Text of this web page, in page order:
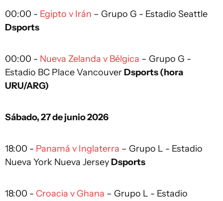
00:00 - Egipto v Irán – Grupo G - Estadio Seattle
Dsports
00:00 - Nueva Zelanda v Bélgica – Grupo G -
Estadio BC Place Vancouver Dsports (hora
URU/ARG)
Sábado, 27 de junio 2026
18:00 - Panamá v Inglaterra – Grupo L - Estadio
Nueva York Nueva Jersey Dsports
18:00 - Croacia v Ghana – Grupo L - Estadio